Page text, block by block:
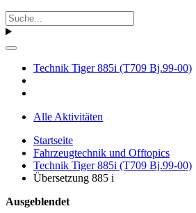
Technik Tiger 885i (T709 Bj.99-00)
Alle Aktivitäten
Startseite
Fahrzeugtechnik und Offtopics
Technik Tiger 885i (T709 Bj.99-00)
Übersetzung 885 i
Ausgeblendet